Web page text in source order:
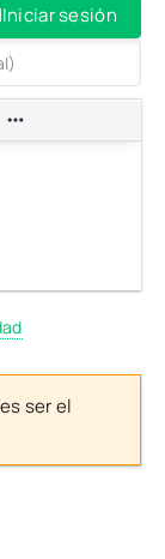
Iniciar sesión
ser el